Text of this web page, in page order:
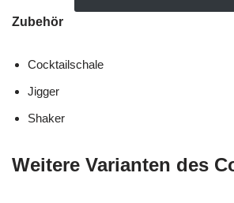
Zubehör
Cocktailschale
Jigger
Shaker
Weitere Varianten des